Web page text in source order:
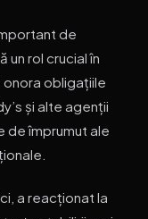
de
rol crucial în
onora obligațiile
și alte agenții
de împrumut ale
a reacționat la